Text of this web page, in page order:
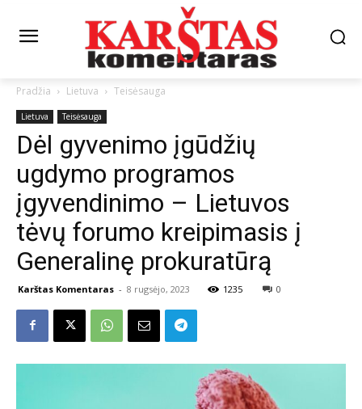
Pradžia Lietuva Teisėsauga
Lietuva Teisėsauga
Dėl gyvenimo įgūdžių
ugdymo programos
įgyvendinimo – Lietuvos
tėvų forumo kreipimasis į
Generalinę prokuratūrą
Karštas Komentaras - 8 rugsėjo, 2023 1235 0